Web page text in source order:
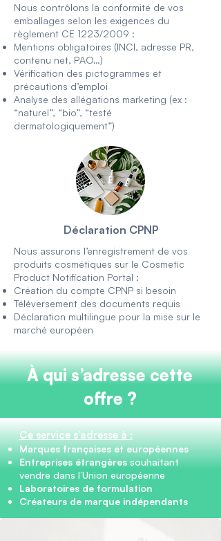
Nous contrôlons la conformité de vos
emballages selon les exigences du
règlement CE 1223/2009 :
Mentions obligatoires (INCI, adresse PR,
contenu net, PAO…)
Vérification des pictogrammes et
précautions d’emploi
Analyse des allégations marketing (ex :
“naturel”, “bio”, “testé
dermatologiquement”)
Déclaration CPNP
Nous assurons l’enregistrement de vos
produits cosmétiques sur le Cosmetic
Product Notification Portal :
Création du compte CPNP si besoin
Téléversement des documents requis
Déclaration multilingue pour la mise sur le
marché européen
À qui s’adresse cette
offre ?
Ce service s’adresse à :
Marques françaises et européennes
Entreprises étrangèressouhaitant
vendre dans l’Union européenne
Laboratoires de formulation
Créateurs de marque indépendants